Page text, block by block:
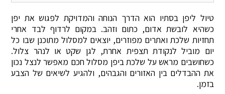
טיול ליפן בסתיו הוא הדרך הנוחה והמדויקת לפגוש את יפן
כשהיא לובשת אדום, כתום וזהב. במקום לרדוף לבד אחרי
תחזיות שלכת ואתרים מפוזרים, יוצאים למסלול מתוכנן שבו כל
יום מוביל לנקודת תצפית אחרת, לגן שקט או לנהר צלול.
כשחושבים מראש על שלכת ביפן מסלול חכם מאפשר לנצל נכון
את ההבדלים בין האזורים והגבהים, ולהגיע לשיאים של הצבע
בזמן.